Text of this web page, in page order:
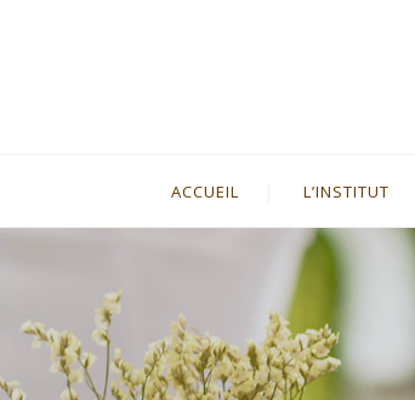
ACCUEIL L’INSTITUT